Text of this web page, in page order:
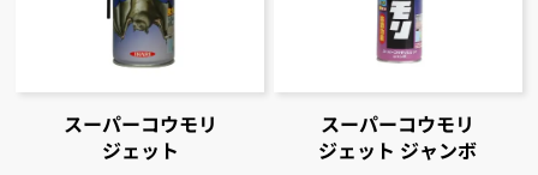
スーパーコウモリ
ジェット
スーパーコウモリ
ジェット ジャンボ